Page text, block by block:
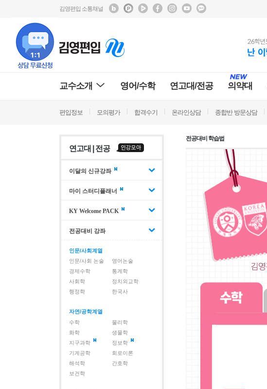
김영편입 소통채널
교수소개 영어/수학 연고대/전공 의약대
편입정보 모의평가 합격수기 온라인상담 종합반 방문상담
연고대 | 전공
이달의 신규강좌
마이 스터디플래너
KY Welcome PACK
전공대비 강좌
인문/사회계열
인문/사회 논술
영어논술
경제수학
통계학
사회학
정치외교학
행정학
한국사
자연/공학계열
수학
물리학
화학
생물학
지구과학
정보학
기계공학
회로이론
해석학
간호학
보건학
전공대비 학습법